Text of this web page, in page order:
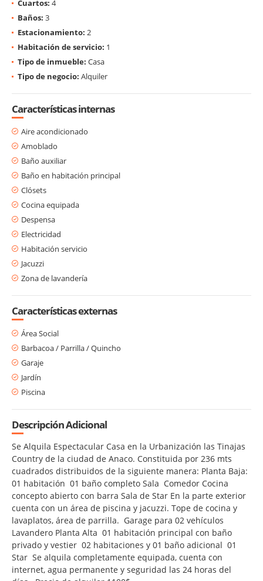
Cuartos: 4
Baños: 3
Estacionamiento: 2
Habitación de servicio: 1
Tipo de inmueble: Casa
Tipo de negocio: Alquiler
Características internas
Aire acondicionado
Amoblado
Baño auxiliar
Baño en habitación principal
Clósets
Cocina equipada
Despensa
Electricidad
Habitación servicio
Jacuzzi
Zona de lavandería
Características externas
Área Social
Barbacoa / Parrilla / Quincho
Garaje
Jardín
Piscina
Descripción Adicional
Se Alquila Espectacular Casa en la Urbanización las Tinajas
Country de la ciudad de Anaco. Constituida por 236 mts
cuadrados distribuidos de la siguiente manera: Planta Baja:
01 habitación 01 baño completo Sala Comedor Cocina
concepto abierto con barra Sala de Star En la parte exterior
cuenta con un área de piscina y jacuzzi. Tope de cocina y
lavaplatos, área de parrilla. Garage para 02 vehículos
Lavandero Planta Alta 01 habitación principal con baño
privado y vestier 02 habitaciones y 01 baño adicional 01
Star Se alquila completamente equipada, cuenta con
internet, agua permanente y seguridad las 24 horas del